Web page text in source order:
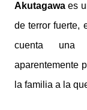
Akutagawaes
de terror fuerte,
cuenta una
aparentemente
la familia a la